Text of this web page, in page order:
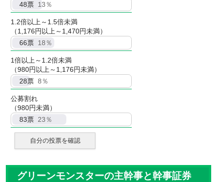
48票 13％
1.2倍以上～1.5倍未満
（1,176円以上～1,470円未満）
66票 18％
1倍以上～1.2倍未満
（980円以上～1,176円未満）
28票 8％
公募割れ
（980円未満）
83票 23％
自分の投票を確認
グリーンモンスターの主幹事と幹事証券